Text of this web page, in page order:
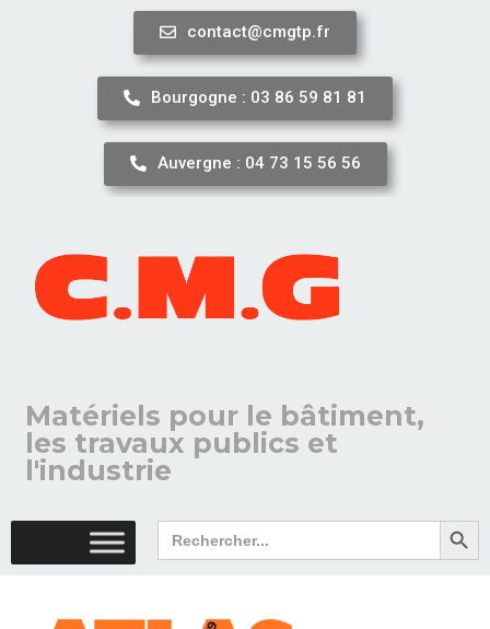
contact@cmgtp.fr
Bourgogne : 03 86 59 81 81
Auvergne : 04 73 15 56 56
Matériels pour le bâtiment,
les travaux publics et
l'industrie
Search
for:
Search